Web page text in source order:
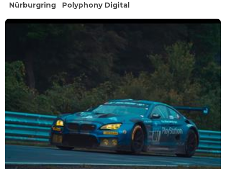
Nürburgring
Polyphony Digital